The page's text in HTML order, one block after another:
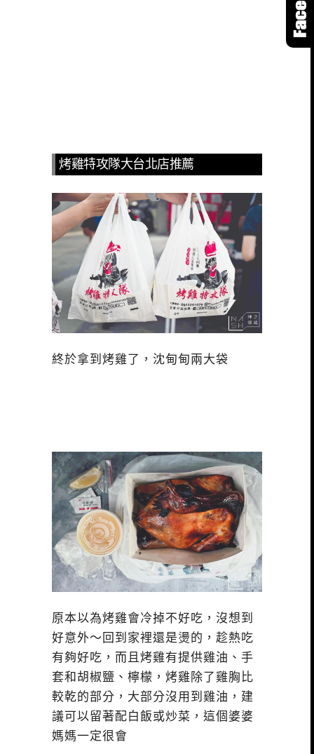
烤雞特攻隊大台北店推薦
終於拿到烤雞了，沈甸甸兩大袋
原本以為烤雞會冷掉不好吃，沒想到
好意外～回到家裡還是燙的，趁熱吃
有夠好吃，而且烤雞有提供雞油、手
套和胡椒鹽、檸檬，烤雞除了雞胸比
較乾的部分，大部分沒用到雞油，建
議可以留著配白飯或炒菜，這個婆婆
媽媽一定很會